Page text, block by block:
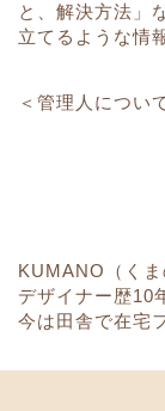
と、解決方法」
立てるような情
＜管理人につい
KUMANO（くま
デザイナー歴10
今は田舎で在宅